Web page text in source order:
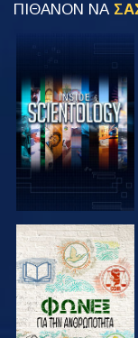
ΠΙΘΑΝΟΝ ΝΑ
ΕΞΕΡΕΥΝΗΣΤΕ
ΤΗ ΣΕΙΡΑ